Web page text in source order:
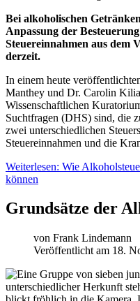
Bei alkoholischen
Anpassung der
Steuereinnahmen aus dem
derzeit.
In einem heute
Manthey und Dr. Carolin
Wissenschaftlichen
Suchtfragen (DHS) sind, die
zwei unterschiedlichen
Steuereinnahmen und die
Weiterlesen: Wie
können
Grundsätze der
von Frank Lindemann
Veröffentlicht am 18.